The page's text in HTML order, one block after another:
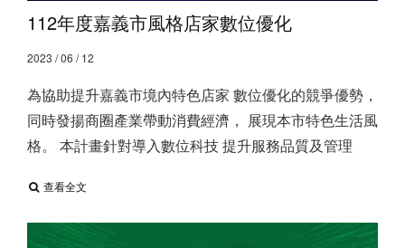
112年度嘉義市風格店家數位優化
2023 / 06 / 12
為協助提升嘉義市境內特色店家 數位優化的競爭優勢，
同時發揚商圈產業帶動消費經濟， 展現本市特色生活風
格。 本計畫針對導入數位科技 提升服務品質及管理
查看全文